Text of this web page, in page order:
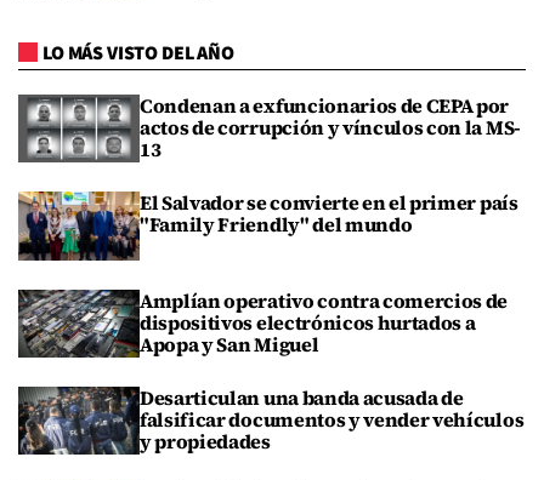
LO MÁS VISTO DEL AÑO
Condenan a exfuncionarios de CEPA por
actos de corrupción y vínculos con la MS-
13
El Salvador se convierte en el primer país
"Family Friendly" del mundo
Amplían operativo contra comercios de
dispositivos electrónicos hurtados a
Apopa y San Miguel
Desarticulan una banda acusada de
falsificar documentos y vender vehículos
y propiedades